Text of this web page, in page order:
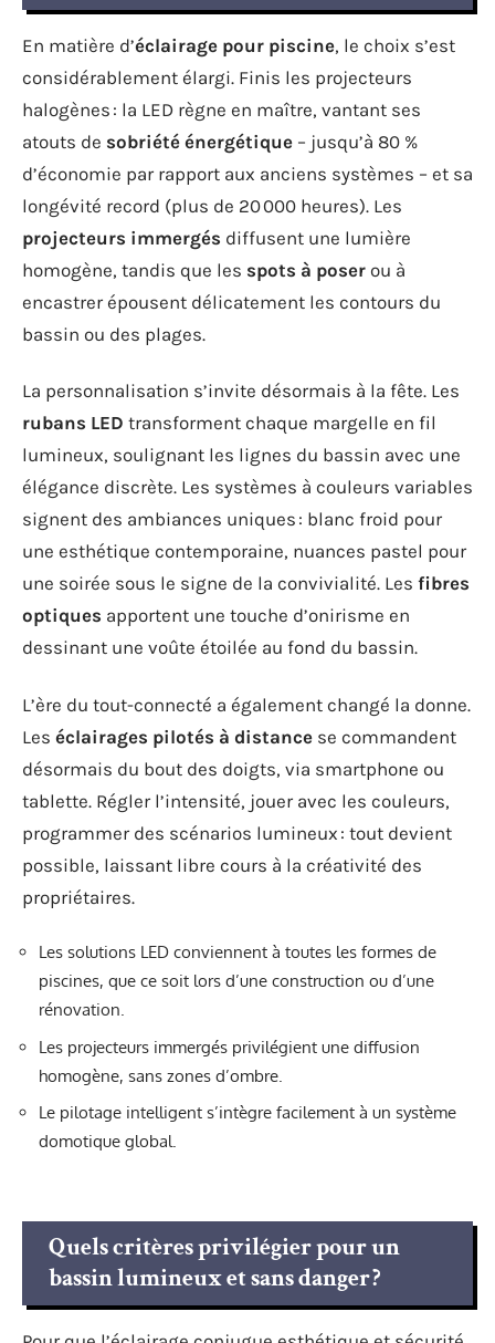
En matière d’éclairage pour piscine, le choix s’est
considérablement élargi. Finis les projecteurs
halogènes : la LED règne en maître, vantant ses
atouts de sobriété énergétique – jusqu’à 80 %
d’économie par rapport aux anciens systèmes – et sa
longévité record (plus de 20 000 heures). Les
projecteurs immergés diffusent une lumière
homogène, tandis que les spots à poser ou à
encastrer épousent délicatement les contours du
bassin ou des plages.
La personnalisation s’invite désormais à la fête. Les
rubans LED transforment chaque margelle en fil
lumineux, soulignant les lignes du bassin avec une
élégance discrète. Les systèmes à couleurs variables
signent des ambiances uniques : blanc froid pour
une esthétique contemporaine, nuances pastel pour
une soirée sous le signe de la convivialité. Les fibres
optiques apportent une touche d’onirisme en
dessinant une voûte étoilée au fond du bassin.
L’ère du tout-connecté a également changé la donne.
Les éclairages pilotés à distance se commandent
désormais du bout des doigts, via smartphone ou
tablette. Régler l’intensité, jouer avec les couleurs,
programmer des scénarios lumineux : tout devient
possible, laissant libre cours à la créativité des
propriétaires.
Les solutions LED conviennent à toutes les formes de
piscines, que ce soit lors d’une construction ou d’une
rénovation.
Les projecteurs immergés privilégient une diffusion
homogène, sans zones d’ombre.
Le pilotage intelligent s’intègre facilement à un système
domotique global.
Quels critères privilégier pour un
bassin lumineux et sans danger ?